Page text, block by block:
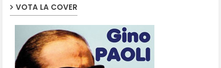
VOTA LA COVER